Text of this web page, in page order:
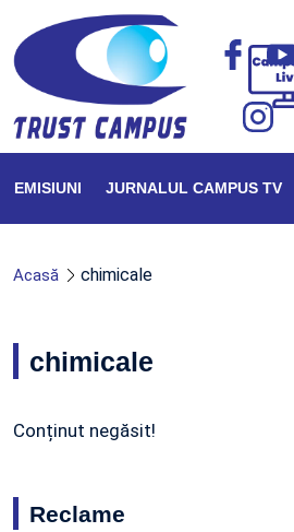
EMISIUNI JURNALUL CAMPUS TV
Acasă chimicale
chimicale
Conținut negăsit!
Reclame